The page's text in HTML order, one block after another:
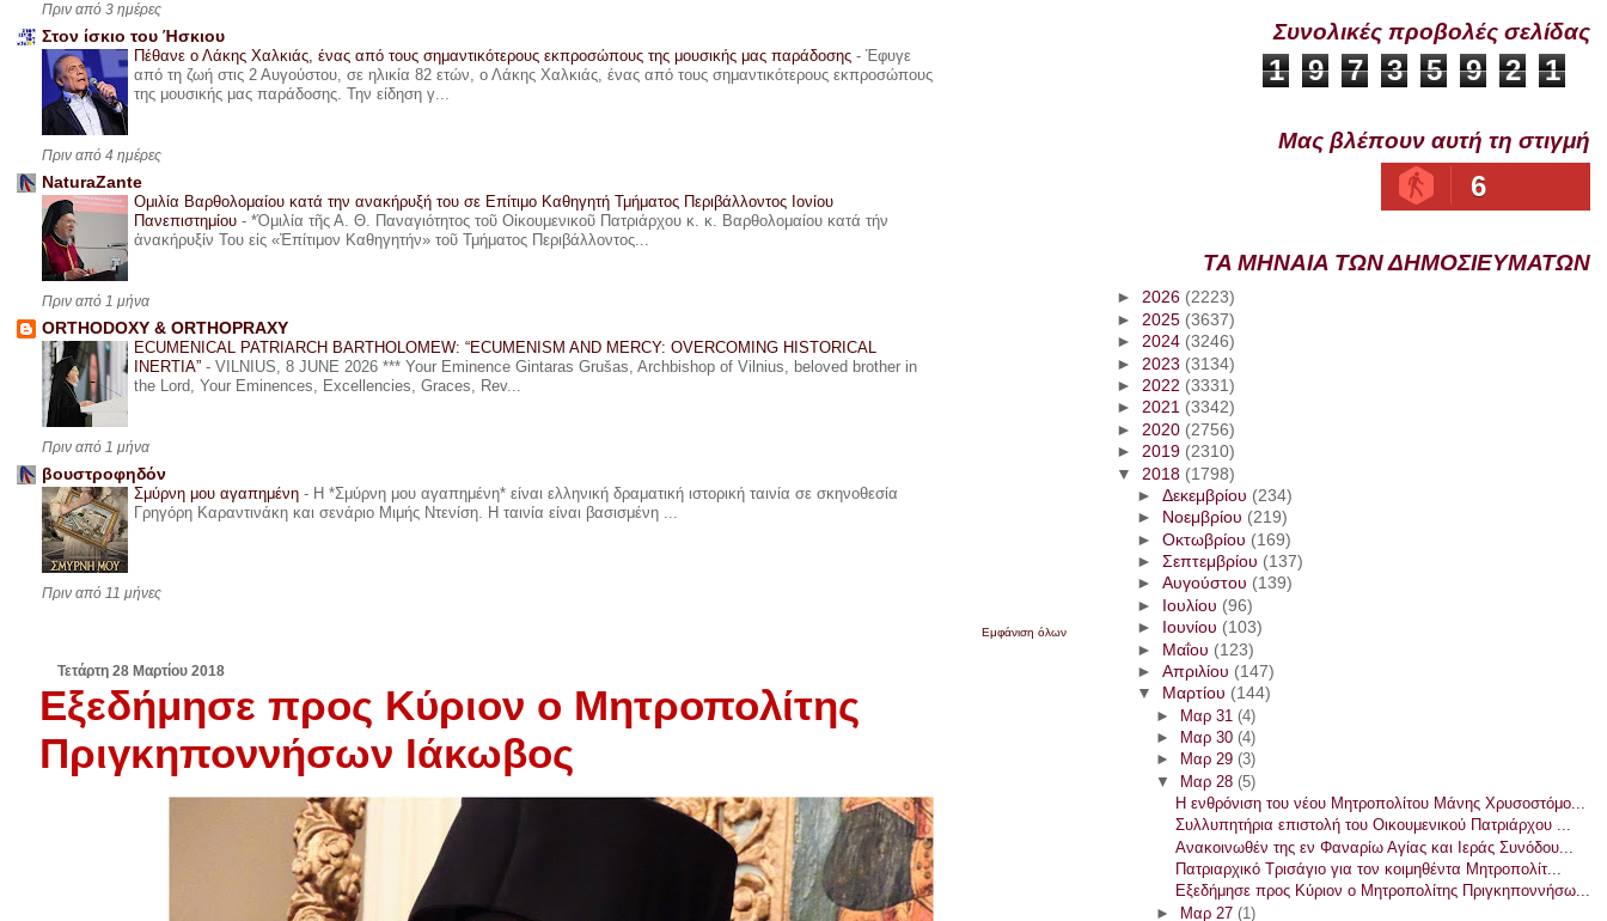
Πριν από 3 ημέρες
Στον ίσκιο του Ήσκιου
Πέθανε ο Λάκης Χαλκιάς, ένας από τους σημαντικότερους εκπροσώπους της μουσικής μας παράδοσης - Έφυγε
από τη ζωή στις 2 Αυγούστου, σε ηλικία 82 ετών, ο Λάκης Χαλκιάς, ένας από τους σημαντικότερους εκπροσώπους
της μουσικής μας παράδοσης. Την είδηση γ...
Πριν από 4 ημέρες
NaturaZante
Ομιλία Βαρθολομαίου κατά την ανακήρυξή του σε Επίτιμο Καθηγητή Τμήματος Περιβάλλοντος Ιονίου
Πανεπιστημίου - *Ὁμιλία τῆς Α. Θ. Παναγιότητος τοῦ Οἰκουμενικοῦ Πατριάρχου κ. κ. Βαρθολομαίου κατά τήν
ἀνακήρυξίν Του εἰς «Ἐπίτιμον Καθηγητήν» τοῦ Τμήματος Περιβάλλοντος...
Πριν από 1 μήνα
ORTHODOXY & ORTHOPRAXY
ECUMENICAL PATRIARCH BARTHOLOMEW: “ECUMENISM AND MERCY: OVERCOMING HISTORICAL
INERTIA” - VILNIUS, 8 JUNE 2026 *** Your Eminence Gintaras Grušas, Archbishop of Vilnius, beloved brother in
the Lord, Your Eminences, Excellencies, Graces, Rev...
Πριν από 1 μήνα
βουστροφηδόν
Σμύρνη μου αγαπημένη - Η *Σμύρνη μου αγαπημένη* είναι ελληνική δραματική ιστορική ταινία σε σκηνοθεσία
Γρηγόρη Καραντινάκη και σενάριο Μιμής Ντενίση. Η ταινία είναι βασισμένη ...
Πριν από 11 μήνες
Εμφάνιση όλων
Τετάρτη 28 Μαρτίου 2018
Εξεδήμησε προς Κύριον ο Μητροπολίτης
Πριγκηποννήσων Ιάκωβος
Συνολικές προβολές σελίδας
1 9 7 3 5 9 2 1
Μας βλέπουν αυτή τη στιγμή
6
ΤΑ ΜΗΝΑΙΑ ΤΩΝ ΔΗΜΟΣΙΕΥΜΑΤΩΝ
►2026 (2223)
► 2025 (3637)
►2024 (3246)
► 2023 (3134)
► 2022 (3331)
►2021 (3342)
► 2020 (2756)
►2019 (2310)
▼ 2018 (1798)
► Δεκεμβρίου (234)
►
Νοεμβρίου (219)
► Οκτωβρίου (169)
► Σεπτεμβρίου (137)
► Αυγούστου (139)
►
Ιουλίου (96)
►
Ιουνίου (103)
► Μαΐου (123)
► Απριλίου (147)
▼
Μαρτίου (144)
► Μαρ 31 (4)
►
Μαρ 30 (4)
►
Μαρ 29 (3)
▼ Μαρ 28 (5)
Η ενθρόνιση του νέου Μητροπολίτου Μάνης Χρυσοστόμο...
Συλλυπητήρια επιστολή του Οικουμενικού Πατριάρχου ...
Ανακοινωθέν της εν Φαναρίω Αγίας και Ιεράς Συνόδου...
Πατριαρχικό Τρισάγιο για τον κοιμηθέντα Μητροπολίτ...
Εξεδήμησε προς Κύριον ο Μητροπολίτης Πριγκηποννήσω...
►
Μαρ 27 (1)